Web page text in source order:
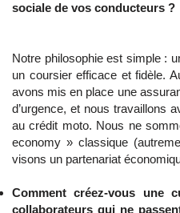
sociale de vos conducteurs ?
Notre philosophie est simple :
un coursier efficace et fidèle.
avons mis en place une
d’urgence, et nous travaillons
au crédit moto. Nous ne
economy » classique
visons un partenariat
Comment créez-vous une
collaborateurs qui ne